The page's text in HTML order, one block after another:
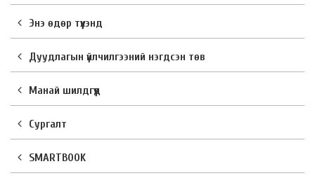
Энэ өдөр түүхэнд
Дуудлагын үйлчилгээний нэгдсэн төв
Манай шилдгүүд
Сургалт
SMARTBOOK